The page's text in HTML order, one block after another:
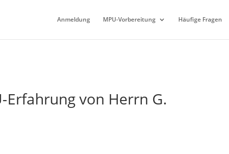
Anmeldung MPU-Vorbereitung Häufige Fragen
Erfahrung von Herrn G.